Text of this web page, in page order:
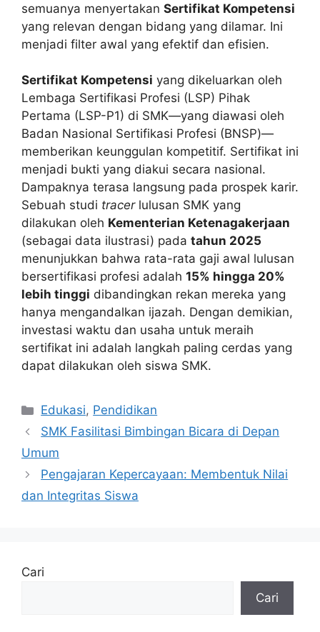
semuanya menyertakan Sertifikat Kompetensi
yang relevan dengan bidang yang dilamar. Ini
menjadi filter awal yang efektif dan efisien.
Sertifikat Kompetensi yang dikeluarkan oleh
Lembaga Sertifikasi Profesi (LSP) Pihak
Pertama (LSP-P1) di SMK—yang diawasi oleh
Badan Nasional Sertifikasi Profesi (BNSP)—
memberikan keunggulan kompetitif. Sertifikat ini
menjadi bukti yang diakui secara nasional.
Dampaknya terasa langsung pada prospek karir.
Sebuah studi tracerlulusan SMK yang
dilakukan oleh Kementerian Ketenagakerjaan
(sebagai data ilustrasi) pada tahun 2025
menunjukkan bahwa rata-rata gaji awal lulusan
bersertifikasi profesi adalah 15% hingga 20%
lebih tinggi dibandingkan rekan mereka yang
hanya mengandalkan ijazah. Dengan demikian,
investasi waktu dan usaha untuk meraih
sertifikat ini adalah langkah paling cerdas yang
dapat dilakukan oleh siswa SMK.
Kategori
Edukasi, Pendidikan
SMK Fasilitasi Bimbingan Bicara di Depan
Umum
Pengajaran Kepercayaan: Membentuk Nilai
dan Integritas Siswa
Cari
Cari